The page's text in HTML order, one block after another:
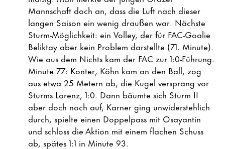
Mannschaft doch an, dass die Luft nach dieser
langen Saison ein wenig draußen war. Nächste
Sturm-Möglichkeit: ein Volley, der für FAC-Goalie
Beliktay aber kein Problem darstellte (71. Minute).
Wie aus dem Nichts kam der FAC zur 1:0-Führung.
Minute 77: Konter, Köhn kam an den Ball, zog
aus etwa 25 Metern ab, die Kugel versprang vor
Sturms Lorenz, 1:0. Dann bäumte sich Sturm II
aber doch noch auf, Karner ging unwiderstehlich
durch, spielte einen Doppelpass mit Osayantin
und schloss die Aktion mit einem flachen Schuss
ab, spätes 1:1 in Minute 93.